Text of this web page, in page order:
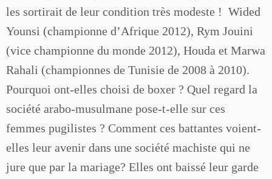
les sortirait de leur condition très modeste ! Wided
Younsi (championne d’Afrique 2012), Rym Jouini
(vice championne du monde 2012), Houda et Marwa
Rahali (championnes de Tunisie de 2008 à 2010).
Pourquoi ont-elles choisi de boxer ? Quel regard la
société arabo-musulmane pose-t-elle sur ces
femmes pugilistes ? Comment ces battantes voient-
elles leur avenir dans une société machiste qui ne
jure que par la mariage? Elles ont baissé leur garde